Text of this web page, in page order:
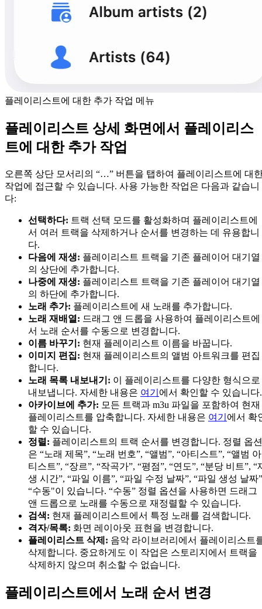
플레이리스트에 대한 추가 작업 메뉴
플레이리스트 상세 화면에서 플레이리스
트에 대한 추가 작업
오른쪽 상단 모서리의 “…” 버튼을 탭하여 플레이리스트에 대
작업에 접근할 수 있습니다. 사용 가능한 작업은 다음과 같습니
다:
선택하다: 트랙 선택 모드를 활성화하며 플레이리스트에
서 여러 트랙을 삭제하거나 순서를 변경하는 데 유용합니
다.
다음에 재생: 플레이리스트 트랙을 기존 플레이어 대기열
의 상단에 추가합니다.
나중에 재생: 플레이리스트 트랙을 기존 플레이어 대기열
의 하단에 추가합니다.
노래 추가: 플레이리스트에 새 노래를 추가합니다.
노래 재배열: 드래그 앤 드롭을 사용하여 플레이리스트에
서 노래 순서를 수동으로 변경합니다.
이름 바꾸기: 현재 플레이리스트 이름을 바꿉니다.
이미지 편집: 현재 플레이리스트의 앨범 아트워크를 편집
합니다.
노래 목록 내보내기: 이 플레이리스트를 다양한 형식으로
내보냅니다. 자세한 내용은 여기 에서 확인할 수 있습니다.
아카이브에 추가: 모든 트랙과 m3u 파일을 포함하여 현재
플레이리스트를 압축합니다. 자세한 내용은 여기 에서 확
할 수 있습니다.
정렬: 플레이리스트의 트랙 순서를 변경합니다. 정렬 옵션
은 “노래 제목”, “노래 번호”, “앨범”, “아티스트”, “앨범 아
티스트”, “장르”, “작곡가”, “평점”, “연도”, “분당 비트”, “
생 시간”, “파일 이름”, “파일 수정 날짜”, “파일 생성 날짜
“수동"이 있습니다. “수동” 정렬 옵션을 사용하면 드래그
앤 드롭으로 노래를 수동으로 재정렬할 수 있습니다.
검색: 현재 플레이리스트에서 특정 노래를 검색합니다.
격자/목록: 화면 레이아웃 표현을 변경합니다.
플레이리스트 삭제: 음악 라이브러리에서 플레이리스트
삭제합니다. 중요하게도 이 작업은 스토리지에서 트랙을
삭제하지 않으며 취소할 수 없습니다.
플레이리스트에서 노래 순서 변경